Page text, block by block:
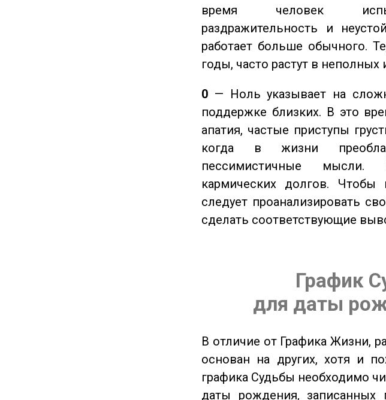
время человек
раздражительность и
работает больше обычного.
годы, часто растут в
0 — Ноль указывает на
поддержке близких. В это
апатия, частые приступы
когда в жизни
пессимистичные мысли.
кармических долгов. Чтобы
следует проанализировать
сделать соответствующие
График
для даты
В отличие от Графика Жизни,
основан на других, хотя и
графика Судьбы необходимо
даты рождения, записанных